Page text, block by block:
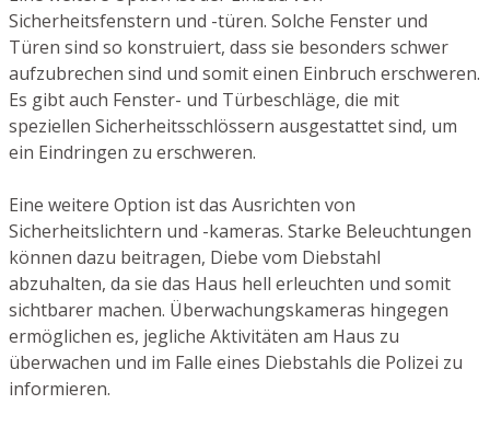
Sicherheitsfenstern und -türen. Solche Fenster und
Türen sind so konstruiert, dass sie besonders schwer
aufzubrechen sind und somit einen Einbruch erschweren.
Es gibt auch Fenster- und Türbeschläge, die mit
speziellen Sicherheitsschlössern ausgestattet sind, um
ein Eindringen zu erschweren.
Eine weitere Option ist das Ausrichten von
Sicherheitslichtern und -kameras. Starke Beleuchtungen
können dazu beitragen, Diebe vom Diebstahl
abzuhalten, da sie das Haus hell erleuchten und somit
sichtbarer machen. Überwachungskameras hingegen
ermöglichen es, jegliche Aktivitäten am Haus zu
überwachen und im Falle eines Diebstahls die Polizei zu
informieren.